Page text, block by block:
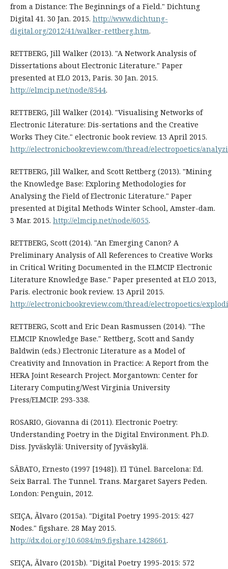
from a Distance: The Beginnings of a Field." Dichtung
Digital 41. 30 Jan. 2015. http://www.dichtung-
digital.org/2012/41/walker-rettberg.htm.
RETTBERG, Jill Walker (2013). "A Network Analysis of
Dissertations about Electronic Literature." Paper
presented at ELO 2013, Paris. 30 Jan. 2015.
http://elmcip.net/node/8544.
RETTBERG, Jill Walker (2014). "Visualising Networks of
Electronic Literature: Dis-sertations and the Creative
Works They Cite." electronic book review. 13 April 2015.
http://electronicbookreview.com/thread/electropoetics/
RETTBERG, Jill Walker, and Scott Rettberg (2013). "Mining
the Knowledge Base: Exploring Methodologies for
Analysing the Field of Electronic Literature." Paper
presented at Digital Methods Winter School, Amster-dam.
3 Mar. 2015. http://elmcip.net/node/6055.
RETTBERG, Scott (2014). "An Emerging Canon? A
Preliminary Analysis of All References to Creative Works
in Critical Writing Documented in the ELMCIP Electronic
Literature Knowledge Base." Paper presented at ELO 2013,
Paris. electronic book review. 13 April 2015.
http://electronicbookreview.com/thread/electropoetics/
RETTBERG, Scott and Eric Dean Rasmussen (2014). "The
ELMCIP Knowledge Base." Rettberg, Scott and Sandy
Baldwin (eds.) Electronic Literature as a Model of
Creativity and Innovation in Practice: A Report from the
HERA Joint Research Project. Morgantown: Center for
Literary Computing/West Virginia University
Press/ELMCIP. 293-338.
ROSARIO, Giovanna di (2011). Electronic Poetry:
Understanding Poetry in the Digital Environment. Ph.D.
Diss. Jyväskylä: University of Jyväskylä.
SÃBATO, Ernesto (1997 [1948]). El Túnel. Barcelona: Ed.
Seix Barral. The Tunnel. Trans. Margaret Sayers Peden.
London: Penguin, 2012.
SEIÇA, Ãlvaro (2015a). "Digital Poetry 1995-2015: 427
Nodes." figshare. 28 May 2015.
http://dx.doi.org/10.6084/m9.figshare.1428661.
SEIÇA, Ãlvaro (2015b). "Digital Poetry 1995-2015: 572